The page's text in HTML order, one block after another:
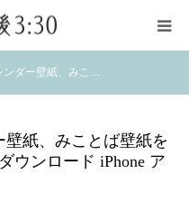
ンダー壁紙、みこ…
壁紙、みことば壁紙を
ウンロード iPhone ア